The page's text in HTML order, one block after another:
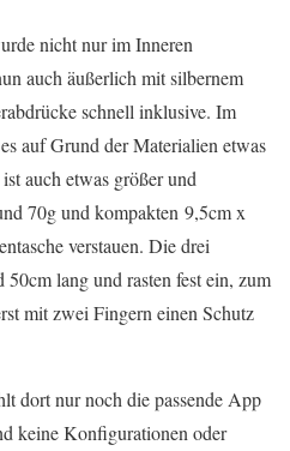
nicht nur im Inneren
auch äußerlich mit silbernem
schnell inklusive. Im
auf Grund der Materialien etwas
auch etwas größer und
70g und kompakten 9,5cm x
verstauen. Die drei
lang und rasten fest ein, zum
mit zwei Fingern einen Schutz
dort nur noch die passende App
keine Konfigurationen oder